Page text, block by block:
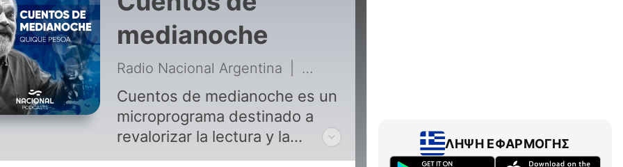
medianoche
Radio Nacional Argentina 868 - El Jockey
Cuentos de medianoche es un
microprograma destinado a
revalorizar la lectura y la
escucha. Se trata de leer un
ΛΉΨΗ ΕΦΑΡΜΟΓΉΣ